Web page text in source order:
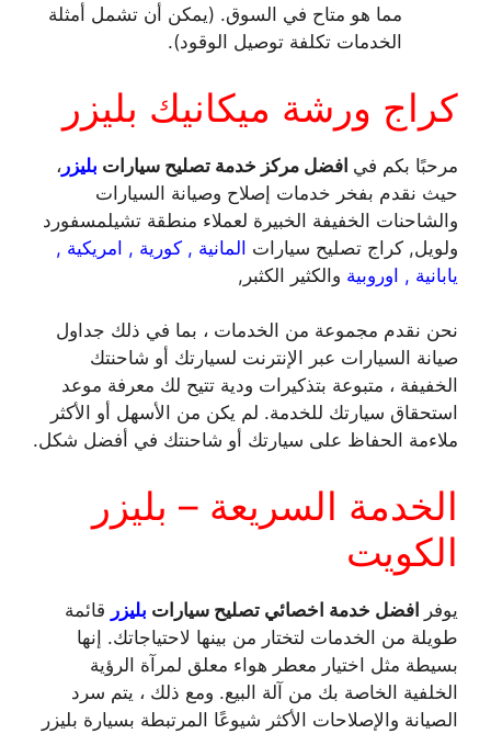
مما هو متاح في السوق. (يمكن أن تشمل أمثلة
الخدمات تكلفة توصيل الوقود).
كراج ورشة ميكانيك بليزر
مرحبًا بكم في افضل مركز خدمة تصليح سيارات بليزر ،
حيث نقدم بفخر خدمات إصلاح وصيانة السيارات
والشاحنات الخفيفة الخبيرة لعملاء منطقة تشيلمسفورد
ولويل, كراج تصليح سيارات المانية , كورية , امريكية ,
يابانية , اوروبية والكثير الكثبر,
نحن نقدم مجموعة من الخدمات ، بما في ذلك جداول
صيانة السيارات عبر الإنترنت لسيارتك أو شاحنتك
الخفيفة ، متبوعة بتذكيرات ودية تتيح لك معرفة موعد
استحقاق سيارتك للخدمة. لم يكن من الأسهل أو الأكثر
ملاءمة الحفاظ على سيارتك أو شاحنتك في أفضل شكل.
الخدمة السريعة – بليزر
الكويت
يوفر افضل خدمة اخصائي تصليح سيارات بليزر قائمة
طويلة من الخدمات لتختار من بينها لاحتياجاتك. إنها
بسيطة مثل اختيار معطر هواء معلق لمرآة الرؤية
الخلفية الخاصة بك من آلة البيع. ومع ذلك ، يتم سرد
الصيانة والإصلاحات الأكثر شيوعًا المرتبطة بسيارة بليزر